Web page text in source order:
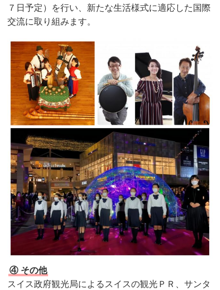
７日予定）を行い、新たな生活様式に適応した国際
交流に取り組みます。
④ その他
スイス政府観光局によるスイスの観光ＰＲ、サンタ